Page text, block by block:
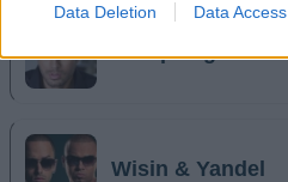
Data Deletion Data Access
Enrique Iglesias
Wisin & Yandel